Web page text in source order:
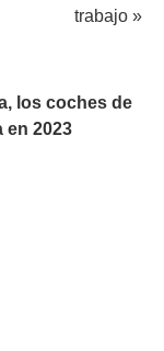
trabajo »
los coches de
en 2023